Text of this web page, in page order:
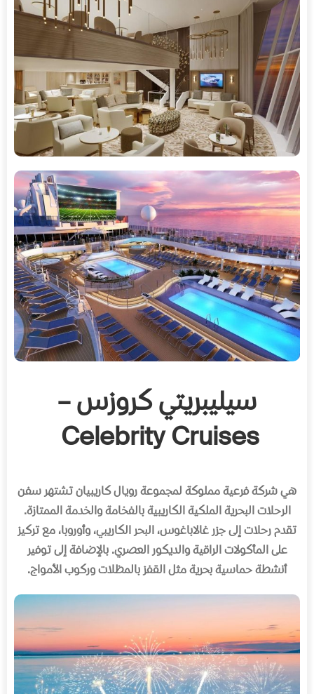
سيليبريتي كروزس –
Celebrity Cruises
هي شركة فرعية مملوكة لمجموعة رويال كاريبيان تشتهر سفن
الرحلات البحرية الملكية الكاريبية بالفخامة والخدمة الممتازة.
تقدم رحلات إلى جزر غالاباغوس، البحر الكاريبي، وأوروبا، مع تركيز
على المأكولات الراقية والديكور العصري.بالإضافة إلى توفير
أنشطة حماسية بحرية مثل القفز بالمظلات وركوب الأمواج.